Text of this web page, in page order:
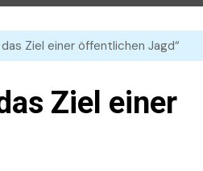
das Ziel einer öffentlichen Jagd“
Ziel einer